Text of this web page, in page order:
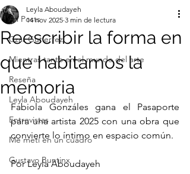
All Posts
Czar Gutierrez
Mientras tanto en el mundo del arte
Reseña
Leyla Aboudayeh
Entrevistas
Me metí en un cuadro
Gustavo Buntinx
Reescribir la forma en
que habitamos la
memoria
Leyla Aboudayeh
14 nov 2025 3 min de lectura
Fabiola Gonzáles gana el Pasaporte
para una artista 2025 con una obra que
convierte lo íntimo en espacio común.
Por Leyla Aboudayeh